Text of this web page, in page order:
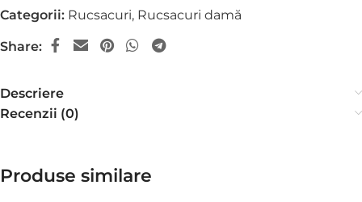
Categorii: Rucsacuri, Rucsacuri damă
Share:
Descriere
Recenzii (0)
Produse similare